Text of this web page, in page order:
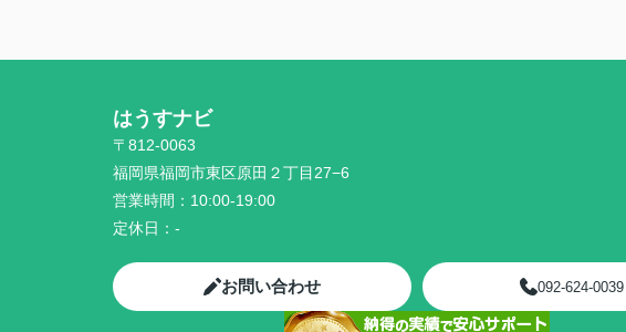
はうすナビ
〒812-0063
福岡県福岡市東区原田２丁目27−6
営業時間： 10:00-19:00
定休日： -
お問い合わせ 092-624-0039